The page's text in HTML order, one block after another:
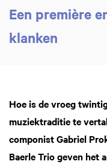
Een première
klanken
Hoe is de vroeg
muziektraditie te
componist Gabriel
Baerle Trio geven het